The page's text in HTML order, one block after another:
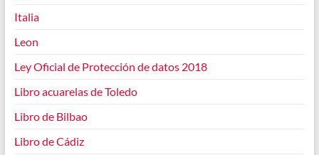
Italia
Leon
Ley Oficial de Protección de datos 2018
Libro acuarelas de Toledo
Libro de Bilbao
Libro de Cádiz